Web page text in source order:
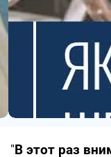
"В этот раз